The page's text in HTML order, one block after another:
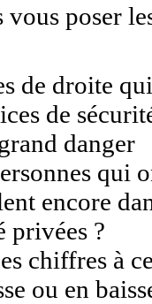
vous poser
de droite qui
de
danger
qui
encore
privées ?
chiffres à
ou en